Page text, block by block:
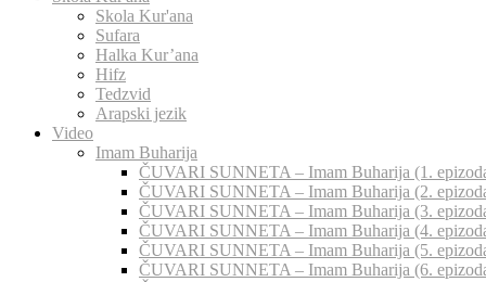
Skola Kur'ana
Sufara
Halka Kur’ana
Hifz
Tedzvid
Arapski jezik
Video
Imam Buharija
ČUVARI SUNNETA – Imam Buharija (1.
ČUVARI SUNNETA – Imam Buharija (2.
ČUVARI SUNNETA – Imam Buharija (3.
ČUVARI SUNNETA – Imam Buharija (4.
ČUVARI SUNNETA – Imam Buharija (5.
ČUVARI SUNNETA – Imam Buharija (6.